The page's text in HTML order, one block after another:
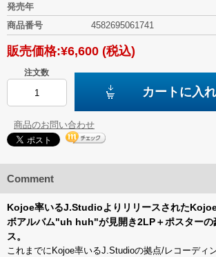
発売年
商品番号
4582695061741
販売価格:¥6,600 (税込)
注文数
カートに入
商品のお問い合わせ
Comment
Kojoe率いるJ.Studioよりリリースされた
ボアルバム"uh huh"が見開き2LP＋ポスターの
ス。
これまでにKojoe率いるJ.Studioの拠点/レコーディ